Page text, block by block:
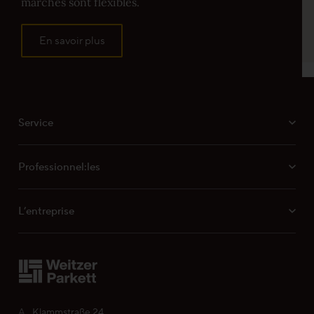
ProActive+ dans le secteur residentiel prive
Propriétés de la finition ProActive+
En savoir plus
Service
Professionnel:les
L’entreprise